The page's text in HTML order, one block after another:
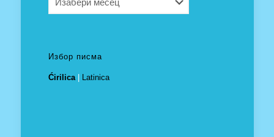
Избор писма
Ćirilica| Latinica